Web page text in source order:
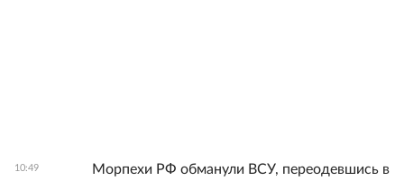
10:49
Морпехи РФ обманули ВСУ, переодевшись в